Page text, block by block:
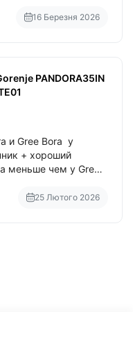
16 Березня 2026
PANDORA35IN
и Gree Bora у
+ хороший
меньше чем у Gree
25 Лютого 2026